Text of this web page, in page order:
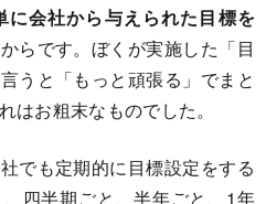
に会社から与えられた目標を
らです。ぼくが実施した「目
うと「もっと頑張る」でまと
はお粗末なものでした。
でも定期的に目標設定をする
四半期ごと、半年ごと、1年